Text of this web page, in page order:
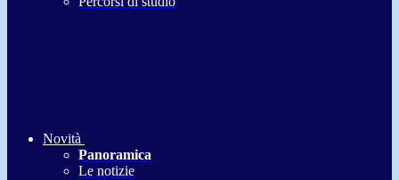
Novità
Panoramica
Le notizie